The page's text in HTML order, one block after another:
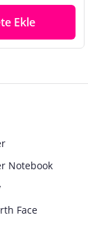
Ekle
Notebook
Face